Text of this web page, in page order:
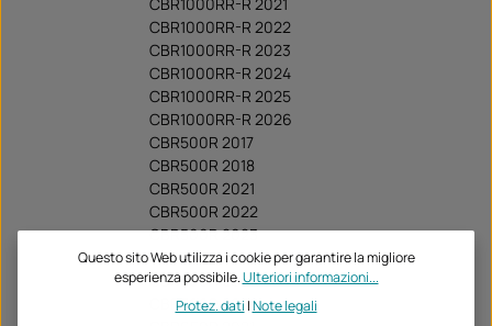
CBR1000RR-R 2021
CBR1000RR-R 2022
CBR1000RR-R 2023
CBR1000RR-R 2024
CBR1000RR-R 2025
CBR1000RR-R 2026
CBR500R 2017
CBR500R 2018
CBR500R 2021
CBR500R 2022
CBR500R 2023
CBR500R 2024
CBR500R 2025
CBR500R 2026
Questo sito Web utilizza i cookie per garantire la migliore
esperienza possibile.Ulteriori informazioni...
Protez. dati |Note legali